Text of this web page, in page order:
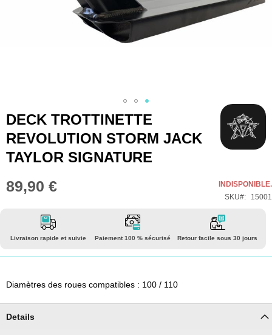
Skip
to
the
beginning
the
DECK TROTTINETTE
REVOLUTION STORM JACK
TAYLOR SIGNATURE
89,90 €
INDISPONIBLE.
SKU
15001
Livraison rapide et suivie Paiement 100 % sécurisé Retour facile sous 30 jours
Diamètres des roues compatibles : 100 / 110
Details